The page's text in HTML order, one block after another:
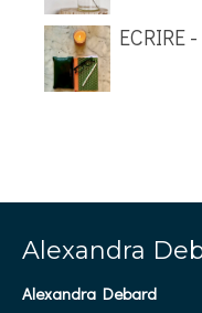
Alexandra
Alexandra Debard